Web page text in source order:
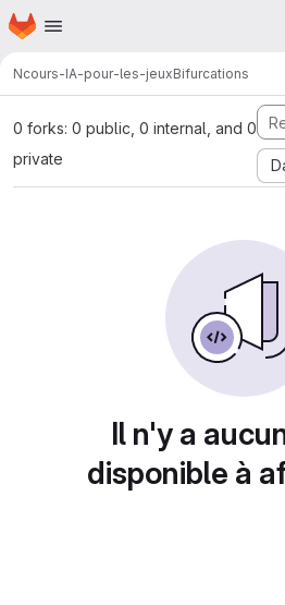
Passer au contenu principal
Page d'accueil
Ncours-IA-pour-les-jeuxBifurcations
0 forks: 0 public, 0 internal, and 0
private
Il n'y a
disponible à